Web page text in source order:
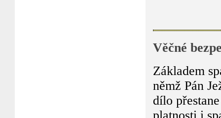
Věčné
Základem
němž Pán
dílo